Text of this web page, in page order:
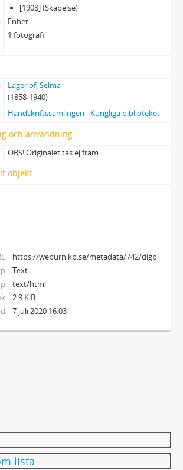
ELKANS ANTECKNINGAR
[1908] (Skapelse)
Enhet
1 fotografi
Lagerlöf, Selma
(1858-1940)
Handskriftssamlingen - Kungliga biblioteket
och användning
OBS! Originalet tas ej fram
objekt
https://weburn.kb.se/metadata/742/
Text
text/html
2.9 KiB
7 juli 2020 16.03
lista